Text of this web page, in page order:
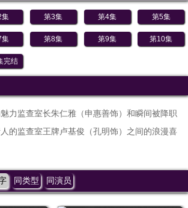
集 第3集 第4集 第5集
集 第8集 第9集 第10集
完结
力监查室长朱仁雅（申惠善饰）和瞬间被降职
的监查室王牌卢基俊（孔明饰）之间的浪漫喜
同类型 同演员